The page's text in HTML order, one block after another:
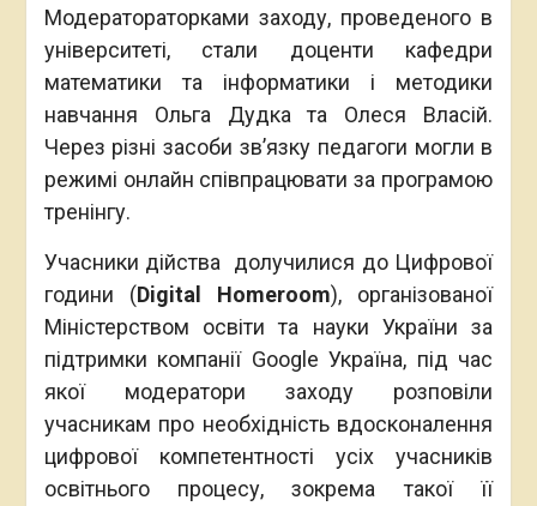
Модератораторками заходу, проведеного в
університеті, стали доценти кафедри
математики та інформатики і методики
навчання Ольга Дудка та Олеся Власій.
Через різні засоби зв’язку педагоги могли в
режимі онлайн співпрацювати за програмою
тренінгу.
Учасники дійства долучилися до Цифрової
години (Digital Homeroom), організованої
Міністерством освіти та науки України за
підтримки компанії Google Україна, під час
якої модератори заходу розповіли
учасникам про необхідність вдосконалення
цифрової компетентності усіх учасників
освітнього процесу, зокрема такої її